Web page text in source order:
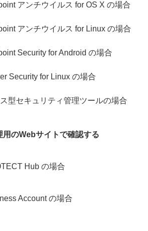
アンチウイルス for OS X の場合
アンチウイルス for Linux の場合
Security for Android の場合
Security for Linux の場合
型セキュリティ管理ツールの場合
用のWebサイトで確認する
Hub の場合
Account の場合